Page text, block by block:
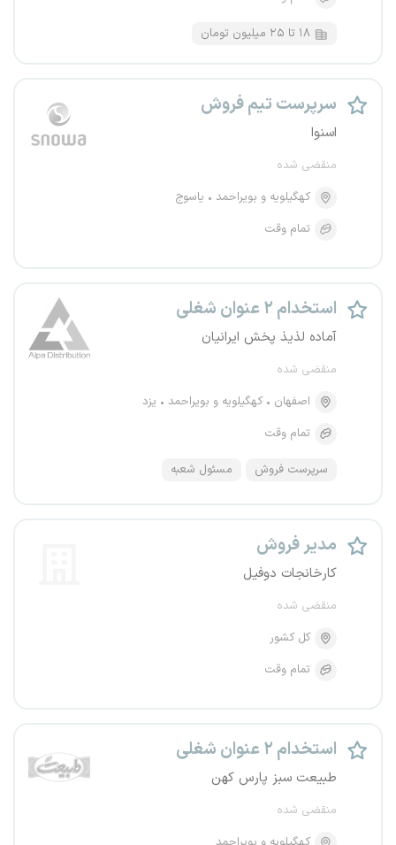
۱۸ تا ۲۵ میلیون تومان
سرپرست تیم فروش
اسنوا
منقضی شده
کهگیلویه و بویراحمد
یاسوج
تمام وقت
استخدام ۲ عنوان شغلی
آماده لذیذ پخش ایرانیان
منقضی شده
اصفهان
کهگیلویه و بویراحمد
یزد
تمام وقت
سرپرست فروش مسئول شعبه
مدیر فروش
کارخانجات دوفیل
منقضی شده
کل کشور
تمام وقت
استخدام ۲ عنوان شغلی
طبیعت سبز پارس کهن
منقضی شده